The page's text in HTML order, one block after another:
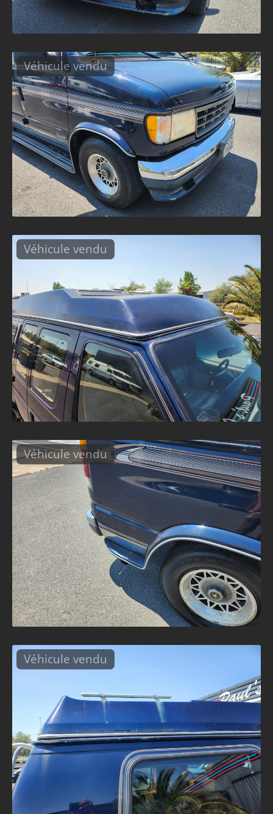
Véhicule vendu
Véhicule vendu
Véhicule vendu
Véhicule vendu